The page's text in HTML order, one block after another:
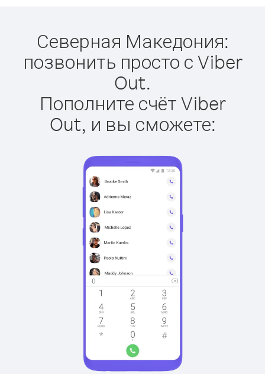
Северная Македония:
позвонить просто с Viber
Out.
Пополните счёт Viber
Out, и вы сможете: